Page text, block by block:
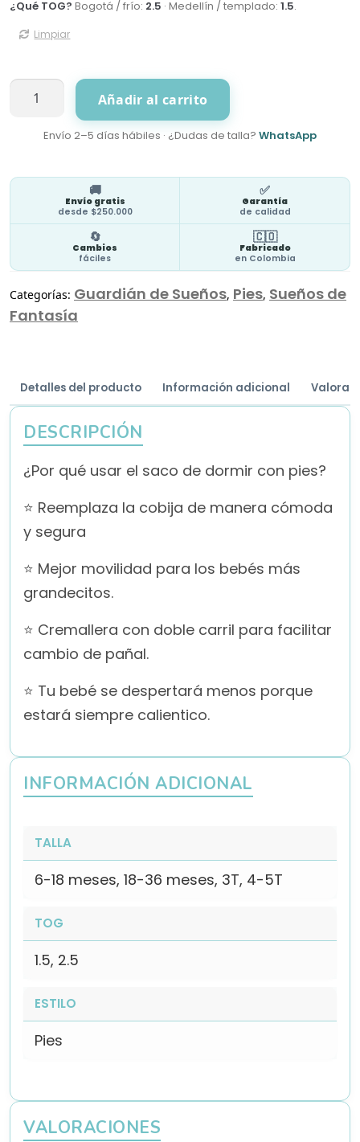
¿Qué TOG? Bogotá / frío: 2.5 · Medellín / templado: 1.5.
Limpiar
BabyPinguins
Añadir al carrito
Envío 2–5 días hábiles · ¿Dudas de talla? WhatsApp
🚚
Envío gratis
desde $250.000
✅
Garantía
de calidad
🔄
Cambios
fáciles
🇨🇴
Fabricado
en Colombia
Categorías: Guardián de Sueños, Pies, Sueños de
Fantasía
Detalles del producto Información adicional
DESCRIPCIÓN
¿Por qué usar el saco de dormir con pies?
⭐ Reemplaza la cobija de manera cómoda
y segura
⭐ Mejor movilidad para los bebés más
grandecitos.
⭐ Cremallera con doble carril para facilitar
cambio de pañal.
⭐ Tu bebé se despertará menos porque
estará siempre calientico.
INFORMACIÓN ADICIONAL
TALLA
6-18 meses, 18-36 meses, 3T, 4-5T
TOG
1.5, 2.5
ESTILO
Pies
VALORACIONES